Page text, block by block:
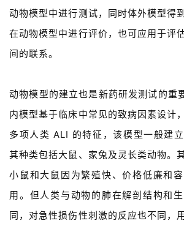
动物模型中进行测试，同时体外模型得
在动物模型中进行评价，也可应用于评
间的联系。
动物模型的建立也是新药研发测试的重
内模型基于临床中常见的致病因素设计
多项人类 ALI 的特征，该模型一般建立
其种类包括大鼠、家兔及灵长类动物。
小鼠和大鼠因为繁殖快、价格低廉和
用。但人类与动物的肺在解剖结构和
同，对急性损伤性刺激的反应也不同，